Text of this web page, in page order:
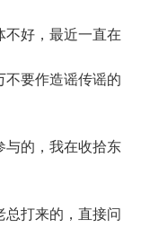
好，最近一直在
不要作造谣传谣的
的，我在收拾东
打来的，直接问